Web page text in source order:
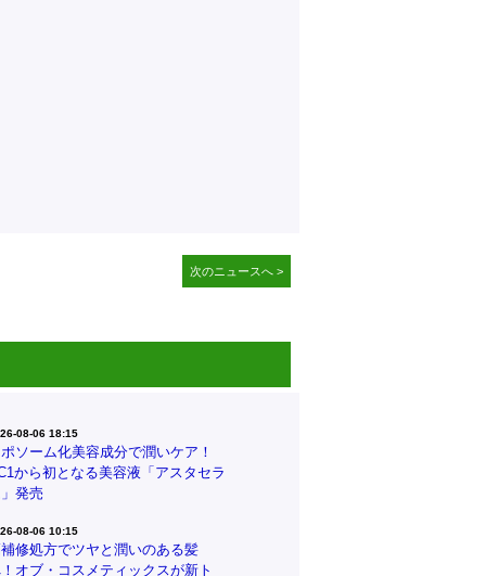
次のニュースへ >
08-06 18:15
ポソーム化美容成分で潤いケア！
から初となる美容液「アスタセラ
発売
08-06 10:15
修処方でツヤと潤いのある髪
オブ・コスメティックスが新ト